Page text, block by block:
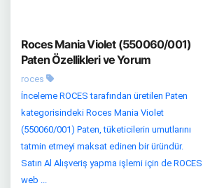
Roces Mania Violet (550060/001)
Paten Özellikleri ve Yorum
roces
İnceleme ROCES tarafından üretilen Paten
kategorisindeki Roces Mania Violet
(550060/001) Paten, tüketicilerin umutlarını
tatmin etmeyi maksat edinen bir üründür.
Satın Al Alışveriş yapma işlemi için de ROCES
web ...